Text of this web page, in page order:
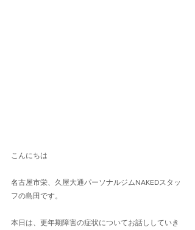
こんにちは
名古屋市栄、久屋大通パーソナルジムNAKEDスタッ
フの島田です。
本日は、更年期障害の症状についてお話ししていき